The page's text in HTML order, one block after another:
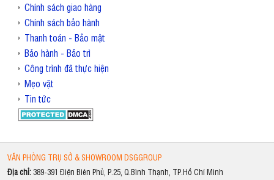
Chính sách giao hàng
Chính sách bảo hành
Thanh toán - Bảo mật
Bảo hành - Bảo trì
Công trình đã thực hiện
Mẹo vặt
Tin tức
VĂN PHÒNG TRỤ SỞ & SHOWROOM DSGGROUP
Địa chỉ: 389-391 Điện Biên Phủ, P.25, Q.Bình Thạnh, TP.Hồ Chí Minh